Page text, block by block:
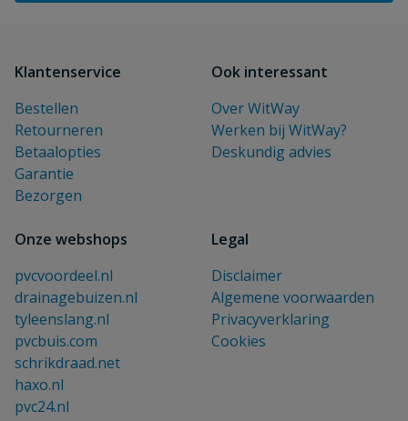
Klantenservice
Bestellen
Retourneren
Betaalopties
Garantie
Bezorgen
Ook interessant
Over WitWay
Werken bij WitWay?
Deskundig advies
Onze webshops
pvcvoordeel.nl
drainagebuizen.nl
tyleenslang.nl
pvcbuis.com
schrikdraad.net
haxo.nl
pvc24.nl
Legal
Disclaimer
Algemene voorwaarden
Privacyverklaring
Cookies